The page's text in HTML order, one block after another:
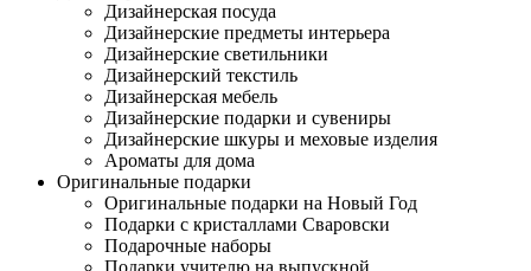
Дизайнерская посуда
Дизайнерские предметы интерьера
Дизайнерские светильники
Дизайнерский текстиль
Дизайнерская мебель
Дизайнерские подарки и сувениры
Дизайнерские шкуры и меховые изделия
Ароматы для дома
Оригинальные подарки
Оригинальные подарки на Новый Год
Подарки с кристаллами Сваровски
Подарочные наборы
Подарки учителю на выпускной